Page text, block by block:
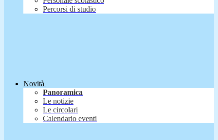
Percorsi di studio
Novità
Panoramica
Le notizie
Le circolari
Calendario eventi